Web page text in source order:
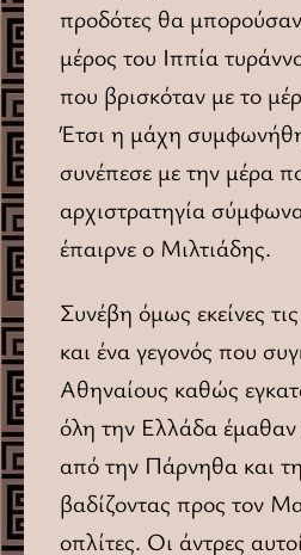
προδότες θα
μέρος του Ιππία
που βρισκόταν με το
Έτσι η μάχη
συνέπεσε με την μέρα
αρχιστρατηγία
έπαιρνε ο Μιλτιάδης.
Συνέβη όμως εκείνες
και ένα γεγονός που
Αθηναίους καθώς
όλη την Ελλάδα έμαθαν
από την Πάρνηθα και
βαδίζοντας προς τον
οπλίτες. Οι άντρες